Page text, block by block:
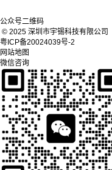
公众号二维码
© 2025 深圳市宇锡科技有限公司
粤ICP备20024039号-2
网站地图
微信咨询